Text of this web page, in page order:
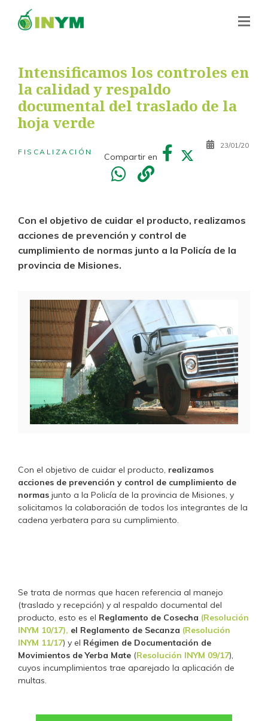
Intensificamos los controles en
la calidad y respaldo
documental del traslado de la
hoja verde
23/01/20
FISCALIZACIÓN Compartir en
Con el objetivo de cuidar el producto, realizamos
acciones de prevención y control de
cumplimiento de normas junto a la Policía de la
provincia de Misiones.
Con el objetivo de cuidar el producto, realizamos
acciones de prevención y control de cumplimiento de
normas junto a la Policía de la provincia de Misiones, y
solicitamos la colaboración de todos los integrantes de la
cadena yerbatera para su cumplimiento.
Se trata de normas que hacen referencia al manejo
(traslado y recepción) y al respaldo documental del
producto, esto es el Reglamento de Cosecha (Resolución
INYM 10/17), el Reglamento de Secanza (Resolución
INYM 11/17) y el Régimen de Documentación de
Movimientos de Yerba Mate (Resolución INYM 09/17),
cuyos incumplimientos trae aparejado la aplicación de
multas.